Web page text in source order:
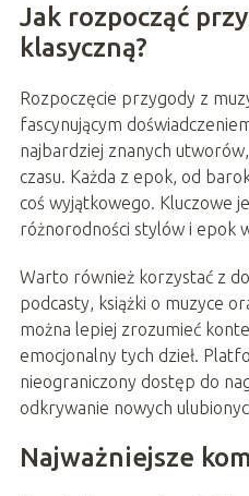
Jak rozpocząć
klasyczną?
Rozpoczęcie przygody z
fascynującym
najbardziej znanych
czasu. Każda z epok, od
coś wyjątkowego. Kluczowe
różnorodności stylów i epok
Warto również korzystać z
podcasty, książki o muzyce
można lepiej zrozumieć
emocjonalny tych dzieł.
nieograniczony dostęp do
odkrywanie nowych
Najważniejsze